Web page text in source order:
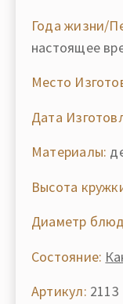
Года жизни/
настоящее
Место
Дата
Материалы:
Высота
Диаметр
Состояние:
Артикул: 2113